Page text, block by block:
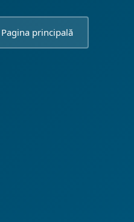
Pagina principală